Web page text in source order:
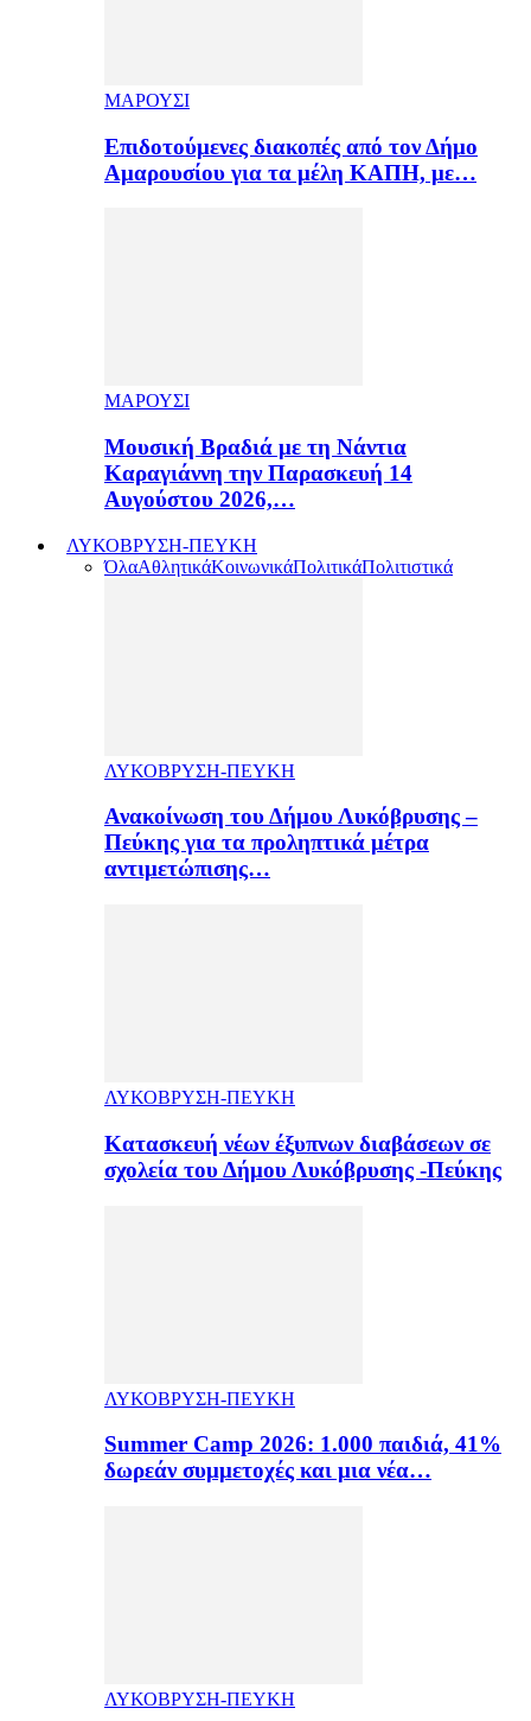
ΜΑΡΟΥΣΙ
Επιδοτούμενες διακοπές από τον Δήμο
Αμαρουσίου για τα μέλη ΚΑΠΗ, με…
ΜΑΡΟΥΣΙ
Μουσική Βραδιά με τη Νάντια
Καραγιάννη την Παρασκευή 14
Αυγούστου 2026,…
ΛΥΚΟΒΡΥΣΗ-ΠΕΥΚΗ
ΌλαΑθλητικάΚοινωνικάΠολιτικάΠολιτιστικά
ΛΥΚΟΒΡΥΣΗ-ΠΕΥΚΗ
Ανακοίνωση του Δήμου Λυκόβρυσης –
Πεύκης για τα προληπτικά μέτρα
αντιμετώπισης…
ΛΥΚΟΒΡΥΣΗ-ΠΕΥΚΗ
Κατασκευή νέων έξυπνων διαβάσεων σε
σχολεία του Δήμου Λυκόβρυσης -Πεύκης
ΛΥΚΟΒΡΥΣΗ-ΠΕΥΚΗ
Summer Camp 2026: 1.000 παιδιά, 41%
δωρεάν συμμετοχές και μια νέα…
ΛΥΚΟΒΡΥΣΗ-ΠΕΥΚΗ